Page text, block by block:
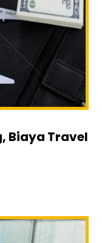
Biaya Travel